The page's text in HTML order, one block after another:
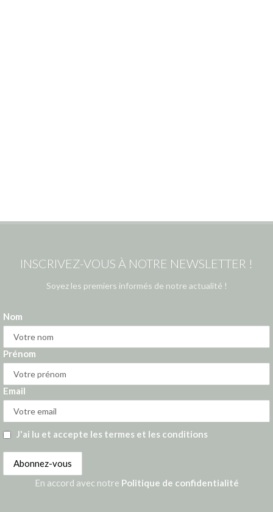
INSCRIVEZ-VOUS À NOTRE NEWSLETTER !
Soyez les premiers informés de notre actualité !
Nom
Prénom
Email
J'ai lu et accepte les termes et les conditions
En accord avec notre Politique de confidentialité